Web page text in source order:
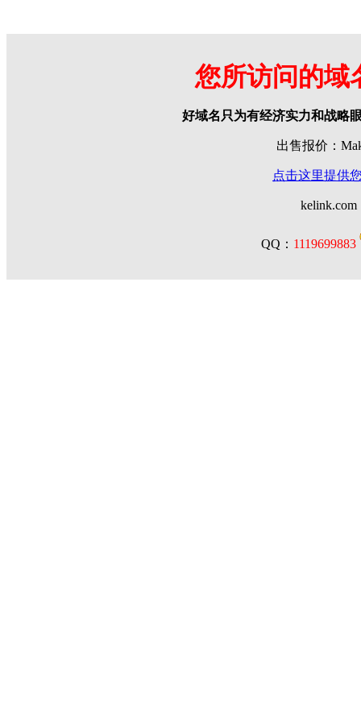
您所访问的域
好域名只为有经济实力和战略
出售报价：
点击这里提供
kelink.com
QQ： 1119699883